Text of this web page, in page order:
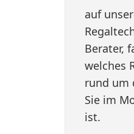
auf
Berater,
welches
rund um
Sie im
ist.